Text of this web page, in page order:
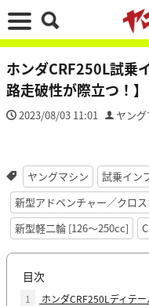
ホンダCRF250L試乗
路走破性が際立つ！】
2023/08/03 11:01 ヤン
ヤングマシン
試乗イン
新型アドベンチャー／クロ
新型軽二輪 [126〜250cc]
目次
1 ホンダCRF250Lディテ